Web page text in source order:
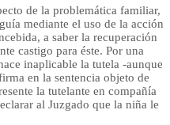
de la problemática familiar,
mediante el uso de la acción
a saber la recuperación
castigo para éste. Por una
inaplicable la tutela -aunque
en la sentencia objeto de
la tutelante en compañía
al Juzgado que la niña le